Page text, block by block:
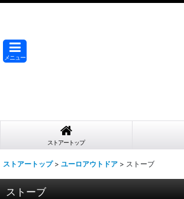
メニュー
ストアートップ
ストアートップ > ユーロアウトドア > ストーブ
ストーブ